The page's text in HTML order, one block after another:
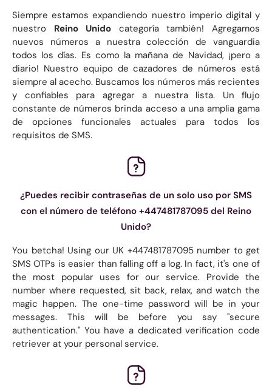
Siempre estamos expandiendo nuestro imperio digital y
nuestro Reino Unido categoría también! Agregamos
nuevos números a nuestra colección de vanguardia
todos los días. Es como la mañana de Navidad, ¡pero a
diario! Nuestro equipo de cazadores de números está
siempre al acecho. Buscamos los números más recientes
y confiables para agregar a nuestra lista. Un flujo
constante de números brinda acceso a una amplia gama
de opciones funcionales actuales para todos los
requisitos de SMS.
¿Puedes recibir contraseñas de un solo uso por SMS
con el número de teléfono +447481787095 del Reino
Unido?
You betcha! Using our UK +447481787095 number to get
SMS OTPs is easier than falling off a log. In fact, it's one of
the most popular uses for our service. Provide the
number where requested, sit back, relax, and watch the
magic happen. The one-time password will be in your
messages. This will be before you say "secure
authentication." You have a dedicated verification code
retriever at your personal service.